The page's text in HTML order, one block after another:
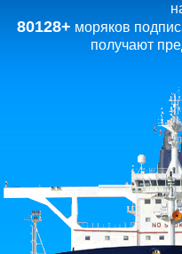
80128+ моряков
получают